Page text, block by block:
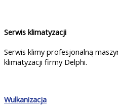
Serwis klimatyzacji
Serwis klimy profesjonalną
klimatyzacji firmy Delphi.
Wulkanizacja